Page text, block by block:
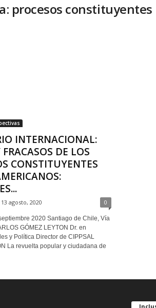
procesos constituyentes
INTERNACIONAL:
DE LOS
CONSTITUYENTES
13 agosto, 2020 0
2020 Santiago de Chile, Vía
GÓMEZ LEYTON Dr. en
y Política Director de CIPPSAL
La revuelta popular y ciudadana de